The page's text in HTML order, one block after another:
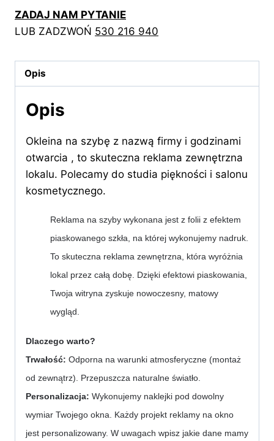
szybę
z
firmy
i
godzinami
otwarcia
ZADAJ NAM PYTANIE
LUB ZADZWOŃ 530 216 940
Opis
Opis
Okleina na szybę z nazwą firmy i godzinami
otwarcia , to skuteczna reklama zewnętrzna
lokalu. Polecamy do studia piękności i salonu
kosmetycznego.
Reklama na szyby wykonana jest z folii z efektem
piaskowanego szkła, na której wykonujemy nadruk.
To skuteczna reklama zewnętrzna, która wyróżnia
lokal przez całą dobę. Dzięki efektowi piaskowania,
Twoja witryna zyskuje nowoczesny, matowy
wygląd.
Dlaczego warto?
Trwałość: Odporna na warunki atmosferyczne (montaż
od zewnątrz). Przepuszcza naturalne światło.
Personalizacja: Wykonujemy naklejki pod dowolny
wymiar Twojego okna. Każdy projekt reklamy na okno
jest personalizowany. W uwagach wpisz jakie dane mamy